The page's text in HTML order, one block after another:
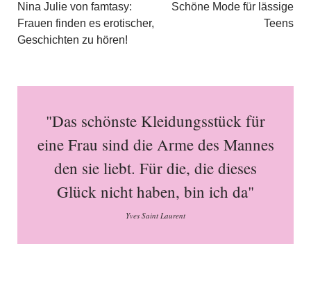
Nina Julie von famtasy:
Frauen finden es erotischer,
Geschichten zu hören!
Schöne Mode für lässige
Teens
"Das schönste Kleidungsstück für
eine Frau sind die Arme des Mannes
den sie liebt. Für die, die dieses
Glück nicht haben, bin ich da"
Yves Saint Laurent